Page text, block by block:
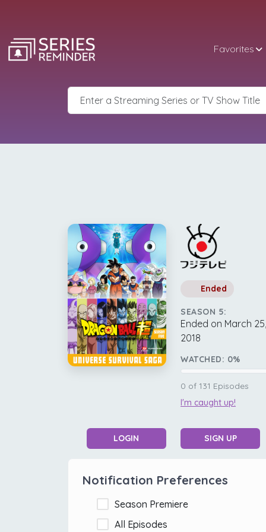
Favorites
Ended
SEASON 5:
Ended on March 25,
2018
WATCHED: 0%
0 of 131 Episodes
I'm caught up!
LOGIN SIGN UP
Notification Preferences
Season Premiere
All Episodes